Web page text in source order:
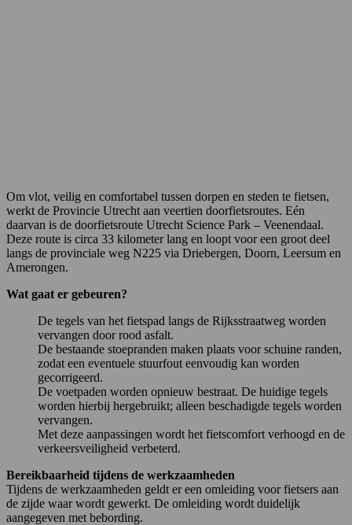
Om vlot, veilig en comfortabel tussen dorpen en steden te fietsen,
werkt de Provincie Utrecht aan veertien doorfietsroutes. Eén
daarvan is de doorfietsroute Utrecht Science Park – Veenendaal.
Deze route is circa 33 kilometer lang en loopt voor een groot deel
langs de provinciale weg N225 via Driebergen, Doorn, Leersum en
Amerongen.
Wat gaat er gebeuren?
De tegels van het fietspad langs de Rijksstraatweg worden
vervangen door rood asfalt.
De bestaande stoepranden maken plaats voor schuine randen,
zodat een eventuele stuurfout eenvoudig kan worden
gecorrigeerd.
De voetpaden worden opnieuw bestraat. De huidige tegels
worden hierbij hergebruikt; alleen beschadigde tegels worden
vervangen.
Met deze aanpassingen wordt het fietscomfort verhoogd en de
verkeersveiligheid verbeterd.
Bereikbaarheid tijdens de werkzaamheden
Tijdens de werkzaamheden geldt er een omleiding voor fietsers aan
de zijde waar wordt gewerkt. De omleiding wordt duidelijk
aangegeven met bebording.